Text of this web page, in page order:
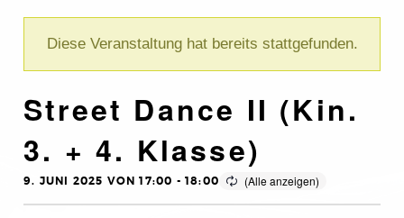
Diese Veranstaltung hat bereits stattgefunden.
Street Dance II (Kin.
3. + 4. Klasse)
9. JUNI 2025 VON 17:00 -18:00